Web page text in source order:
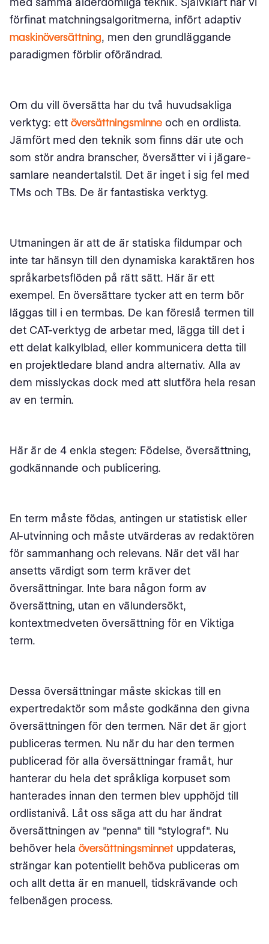
förfinat matchningsalgoritmerna, infört adaptiv
maskinöversättning, men den grundläggande
paradigmen förblir oförändrad.
Om du vill översätta har du två huvudsakliga
verktyg: ett översättningsminne och en ordlista.
Jämfört med den teknik som finns där ute och
som stör andra branscher, översätter vi i jägare-
samlare neandertalstil. Det är inget i sig fel med
TMs och TBs. De är fantastiska verktyg.
Utmaningen är att de är statiska fildumpar och
inte tar hänsyn till den dynamiska karaktären hos
språkarbetsflöden på rätt sätt. Här är ett
exempel. En översättare tycker att en term bör
läggas till i en termbas. De kan föreslå termen till
det CAT-verktyg de arbetar med, lägga till det i
ett delat kalkylblad, eller kommunicera detta till
en projektledare bland andra alternativ. Alla av
dem misslyckas dock med att slutföra hela resan
av en termin.
Här är de 4 enkla stegen: Födelse, översättning,
godkännande och publicering.
En term måste födas, antingen ur statistisk eller
AI-utvinning och måste utvärderas av redaktören
för sammanhang och relevans. När det väl har
ansetts värdigt som term kräver det
översättningar. Inte bara någon form av
översättning, utan en välundersökt,
kontextmedveten översättning för en Viktiga
term.
Dessa översättningar måste skickas till en
expertredaktör som måste godkänna den givna
översättningen för den termen. När det är gjort
publiceras termen. Nu när du har den termen
publicerad för alla översättningar framåt, hur
hanterar du hela det språkliga korpuset som
hanterades innan den termen blev upphöjd till
ordlistanivå. Låt oss säga att du har ändrat
översättningen av "penna" till "stylograf". Nu
behöver hela översättningsminnet uppdateras,
strängar kan potentiellt behöva publiceras om
och allt detta är en manuell, tidskrävande och
felbenägen process.